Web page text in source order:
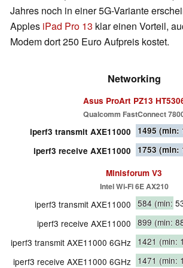
Jahres noch in einer 5G-Variante
Apples iPad Pro 13 klar einen Vorteil,
Modem dort 250 Euro Aufpreis kostet.
Networking
Asus ProArt PZ13
Qualcomm FastConnect
iperf3 transmit AXE11000 1495 (min:
iperf3 receive AXE11000
1753 (min:
Minisforum V3
Intel Wi-Fi 6E AX210
iperf3 transmit AXE11000 584 (min:
iperf3 receive AXE11000 899 (min:
iperf3 transmit AXE11000 6GHz
1421 (min:
iperf3 receive AXE11000 6GHz
1471 (min: